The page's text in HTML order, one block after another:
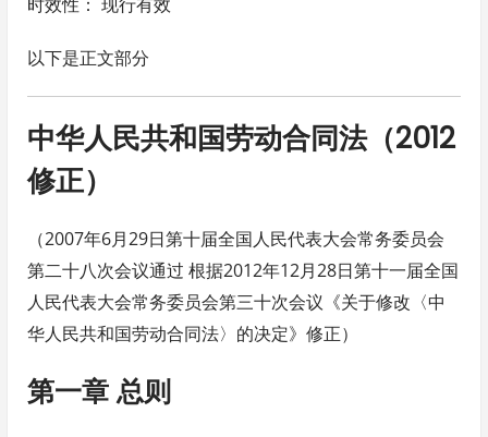
以下是正文部分
中华人民共和国劳动合同法（2012
修正）
（2007年6月29日第十届全国人民代表大会常务委员会
第二十八次会议通过 根据2012年12月28日第十一届全国
人民代表大会常务委员会第三十次会议《关于修改〈中
华人民共和国劳动合同法〉的决定》修正）
第一章 总则